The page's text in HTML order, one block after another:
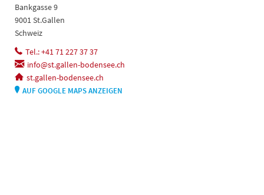
Bankgasse 9
9001 St.Gallen
Schweiz
Tel.: +41 71 227 37 37
info@st.gallen-bodensee.ch
st.gallen-bodensee.ch
AUF GOOGLE MAPS ANZEIGEN